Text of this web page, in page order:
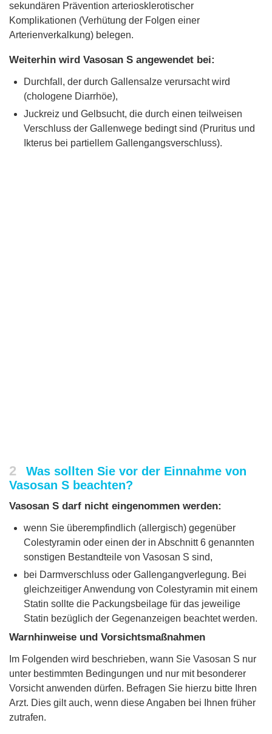
sekundären Prävention arteriosklerotischer
Komplikationen (Verhütung der Folgen einer
Arterienverkalkung) belegen.
Weiterhin wird Vasosan S angewendet bei:
Durchfall, der durch Gallensalze verursacht wird
(chologene Diarrhöe),
Juckreiz und Gelbsucht, die durch einen teilweisen
Verschluss der Gallenwege bedingt sind (Pruritus und
Ikterus bei partiellem Gallengangsverschluss).
2
Was sollten Sie vor der Einnahme von
Vasosan S beachten?
Vasosan S darf nicht eingenommen werden:
wenn Sie überempfindlich (allergisch) gegenüber
Colestyramin oder einen der in Abschnitt 6 genannten
sonstigen Bestandteile von Vasosan S sind,
bei Darmverschluss oder Gallengangverlegung. Bei
gleichzeitiger Anwendung von Colestyramin mit einem
Statin sollte die Packungsbeilage für das jeweilige
Statin bezüglich der Gegenanzeigen beachtet werden.
Warnhinweise und Vorsichtsmaßnahmen
Im Folgenden wird beschrieben, wann Sie Vasosan S nur
unter bestimmten Bedingungen und nur mit besonderer
Vorsicht anwenden dürfen. Befragen Sie hierzu bitte Ihren
Arzt. Dies gilt auch, wenn diese Angaben bei Ihnen früher
zutrafen.